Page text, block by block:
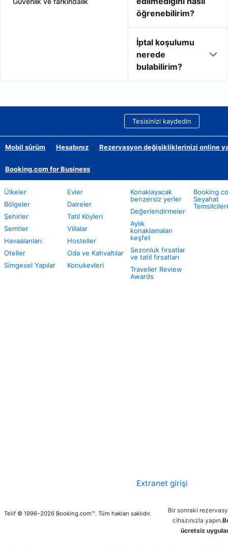
öğrenebilirim?
İptal koşulumu
nerede
bulabilirim?
Tesisinizi kaydedin
Mobil sürüm Hesabınız Rezervasyon değişikliklerinizi online
Booking.com for Business
Ülkeler
Bölgeler
Şehirler
Semtler
Havaalanları
Oteller
Simgesel Yapılar
Evler
Daireler
Tatil Köyleri
Villalar
Hosteller
Oda ve Kahvaltılar
Konukevleri
Konaklayacak
benzersiz yerler
Değerlendirmeler
Aylık
konaklamaları
keşfet
Sezonluk fırsatlar
ve tatil fırsatları
Traveller Review
Awards
Seyahat
Temsilcileri
Extranet girişi
Telif © 1996–2026 Booking.com™. Tüm hakları saklıdır.
Bir sonraki
cihazınızla yapın.
ücretsiz